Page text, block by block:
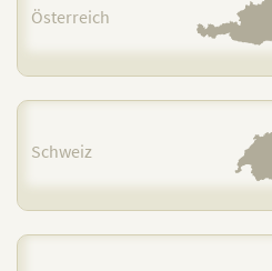
Österreich
Schweiz